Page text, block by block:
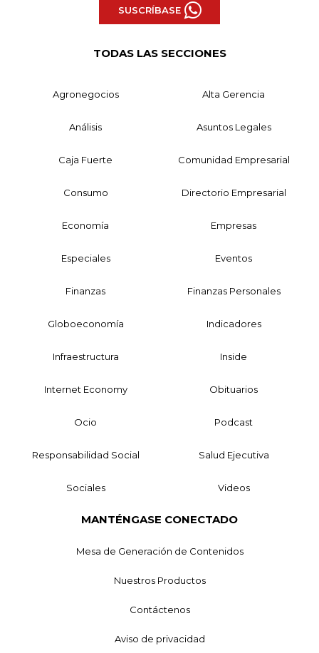
SUSCRÍBASE
TODAS LAS SECCIONES
Agronegocios Alta Gerencia
Análisis Asuntos Legales
Caja Fuerte Comunidad Empresarial
Consumo Directorio Empresarial
Economía Empresas
Especiales Eventos
Finanzas Finanzas Personales
Globoeconomía Indicadores
Infraestructura Inside
Internet Economy Obituarios
Ocio Podcast
Responsabilidad Social Salud Ejecutiva
Sociales Videos
MANTÉNGASE CONECTADO
Mesa de Generación de Contenidos
Nuestros Productos
Contáctenos
Aviso de privacidad